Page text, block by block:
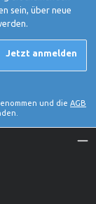
sein, über neue
Jetzt anmelden
und die AGB